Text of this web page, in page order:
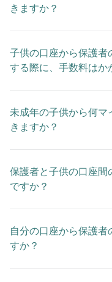
きますか？
子供の口座から保護者
する際に、手数料はか
未成年の子供から何マ
きますか？
保護者と子供の口座間
ですか？
自分の口座から保護者
すか？